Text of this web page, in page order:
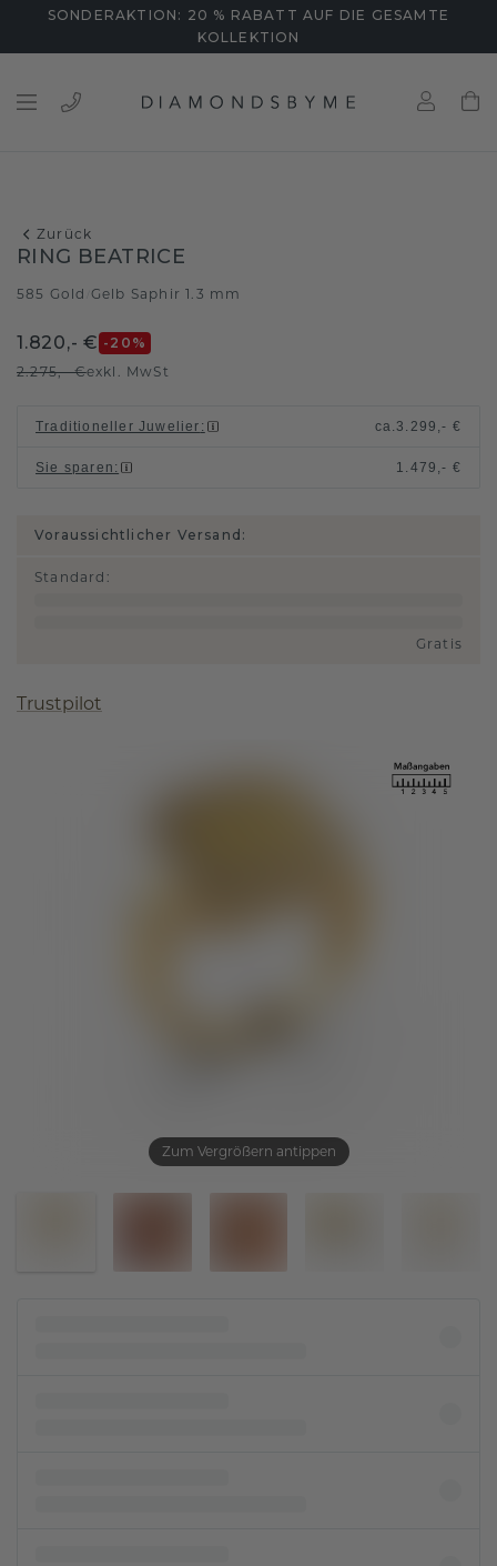
SONDERAKTION: 20 % RABATT AUF DIE GESAMTE
KOLLEKTION
Zurück
Zum Vergrößern antippen
RING BEATRICE
585 Gold Gelb Saphir 1.3 mm
1.820,- € -20 %
2.275,- €exkl. MwSt
Traditioneller Juwelier : ca.3.299,- €
Sie sparen : 1.479,- €
Voraussichtlicher Versand:
Standard :
Gratis
Trustpilot